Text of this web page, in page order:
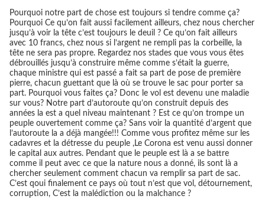
Pourquoi notre part de chose est toujours si tendre comme ça?
Pourquoi Ce qu’on fait aussi facilement ailleurs, chez nous chercher
jusqu’à voir la tête c’est toujours le deuil ? Ce qu’on fait ailleurs
avec 10 francs, chez nous si l’argent ne rempli pas la corbeille, la
tête ne sera pas propre. Regardez nos stades que vous vous êtes
débrouillés jusqu’à construire même comme s’était la guerre,
chaque ministre qui est passé a fait sa part de pose de première
pierre, chacun guettant que là où se trouve le sac pour porter sa
part. Pourquoi vous faites ça? Donc le vol est devenu une maladie
sur vous? Notre part d’autoroute qu’on construit depuis des
années la est a quel niveau maintenant ? Est ce qu’on trompe un
peuple ouvertement comme ça? Sans voir la quantité d’argent que
l’autoroute la a déjà mangée!!! Comme vous profitez même sur les
cadavres et la détresse du peuple ,Le Corona est venu aussi donner
le capital aux autres. Pendant que le peuple est là a se battre
comme il peut avec ce que la nature nous a donné, ils sont là a
chercher seulement comment chacun va remplir sa part de sac.
C’est qoui finalement ce pays où tout n’est que vol, détournement,
corruption, C’est la malédiction ou la malchance ?